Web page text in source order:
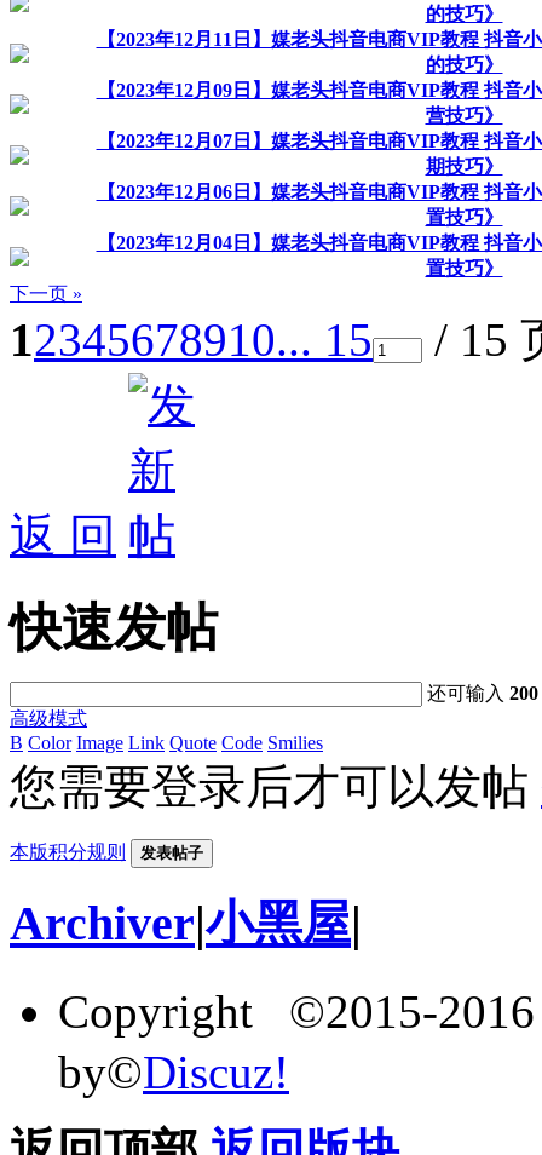
的技巧》
【2023年12月11日】媒老头抖音电商VIP教程 抖音
的技巧》
【2023年12月09日】媒老头抖音电商VIP教程 抖音
营技巧》
【2023年12月07日】媒老头抖音电商VIP教程 抖音
期技巧》
【2023年12月06日】媒老头抖音电商VIP教程 抖音
置技巧》
【2023年12月04日】媒老头抖音电商VIP教程 抖音
置技巧》
下一页 »
12345678910... 15 / 15
返 回
快速发帖
还可输入200
高级模式
B Color Image Link Quote Code Smilies
您需要登录后才可以发帖
本版积分规则 发表帖子
Archiver|小黑屋|
Copyright ©2015-
by©Discuz!